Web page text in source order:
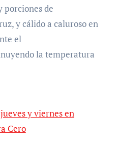
porciones de
y cálido a caluroso en
el
la temperatura
y viernes en
Cero